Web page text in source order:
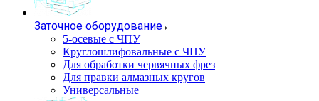
Заточное оборудование
5-осевые с ЧПУ
Круглошлифовальные с ЧПУ
Для обработки червячных фрез
Для правки алмазных кругов
Универсальные